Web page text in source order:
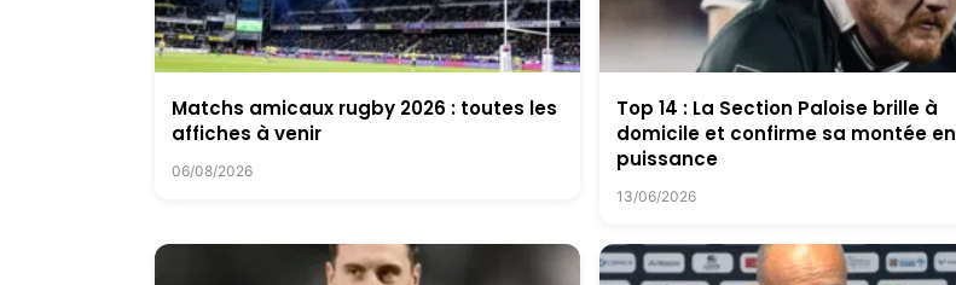
Matchs amicaux rugby 2026 : toutes les
affiches à venir
06/08/2026
Top 14 : La Section Paloise brille à
domicile et confirme sa montée en
puissance
13/06/2026